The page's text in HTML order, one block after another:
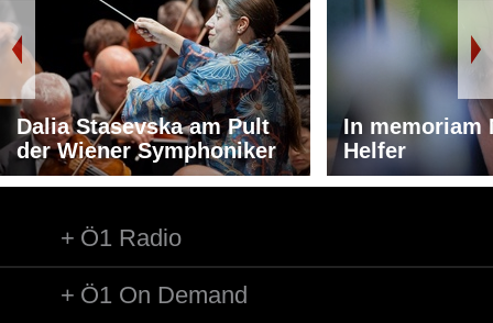
Dalia Stasevska am Pult
der Wiener Symphoniker
In memoriam
Helfer
Ö1 Radio
Ö1 On Demand